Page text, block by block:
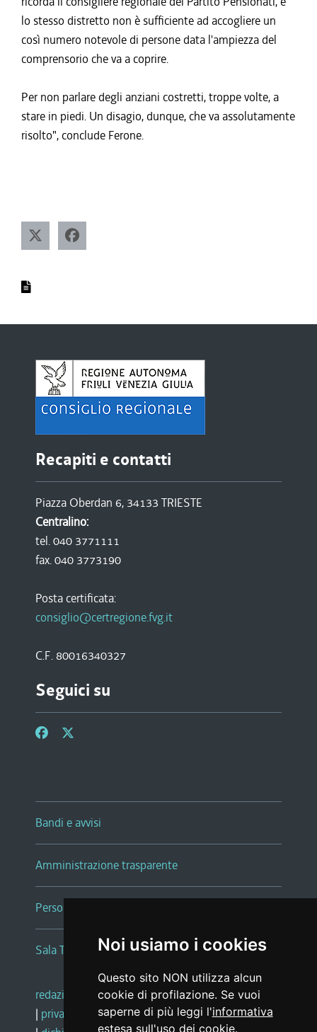
Noi usiamo i cookies
Questo sito NON utilizza alcun
cookie di profilazione. Se vuoi
saperne di più leggi l'informativa
estesa sull'uso dei cookie.
lo stesso distretto non è sufficiente ad accogliere un
così numero notevole di persone data l'ampiezza del
comprensorio che va a coprire.
Per non parlare degli anziani costretti, troppe volte, a
stare in piedi. Un disagio, dunque, che va assolutamente
risolto", conclude Ferone.
Recapiti e contatti
Piazza Oberdan 6, 34133 TRIESTE
Centralino:
tel. 040 3771111
fax. 040 3773190
Posta certificata:
consiglio@certregione.fvg.it
C.F. 80016340327
Seguici su
Bandi e avvisi
Amministrazione trasparente
Persone e Uffici
Sala Tiziano Tessitori
redazione web |note legali |glossario
| privacy
social media policy